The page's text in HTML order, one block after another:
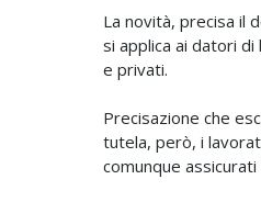
La novità, precisa il
si applica ai datori di
e privati.
Precisazione che
tutela, però, i
comunque assicurati